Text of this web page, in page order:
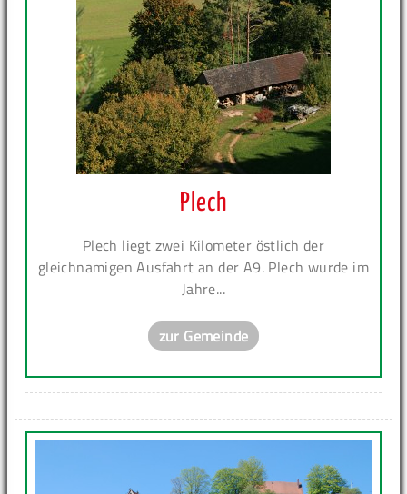
Plech
Plech liegt zwei Kilometer östlich der
gleichnamigen Ausfahrt an der A9. Plech wurde im
Jahre...
zur Gemeinde